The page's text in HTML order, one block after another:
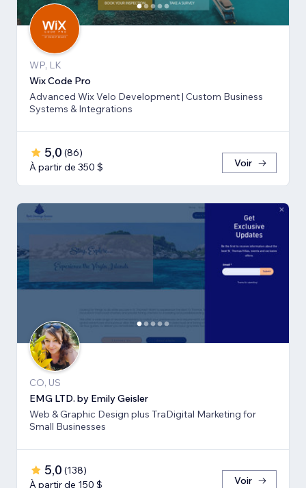
WP, LK
Wix Code Pro
Advanced Wix Velo Development | Custom Business
Systems & Integrations
5,0 (86)
À partir de 350 $
Voir
CO, US
EMG LTD. by Emily Geisler
Web & Graphic Design plus TraDigital Marketing for
Small Businesses
5,0 (138)
À partir de 150 $
Voir